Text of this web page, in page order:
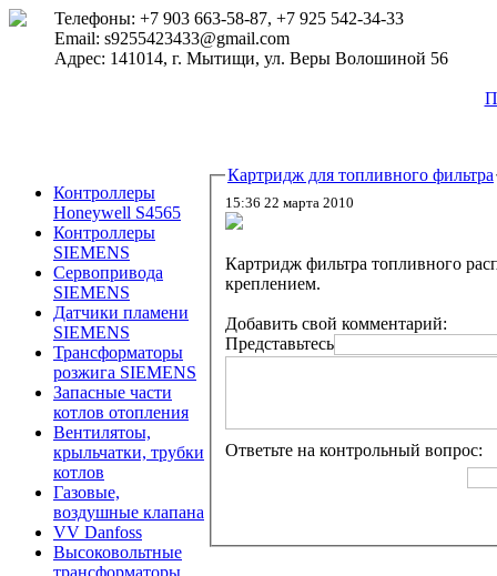
Телефоны: +7 903 663-58-87, +7 925 542-34-33
Email: s9255423433@gmail.com
Адрес: 141014, г. Мытищи, ул. Веры Волошиной 56
Контроллеры
Honeywell S4565
Контроллеры
SIEMENS
Сервопривода
SIEMENS
Датчики пламени
SIEMENS
Трансформаторы
розжига SIEMENS
Запасные части
котлов отопления
Вентилятоы,
крыльчатки, трубки
котлов
Газовые,
воздушные клапана
VV Danfoss
Высоковольтные
трансформаторы
Картридж для топливного фильтра
15:36 22 марта 2010
Картридж фильтра топливного
креплением.
Добавить свой комментарий:
Представьтесь
Ответьте на контрольный вопрос: